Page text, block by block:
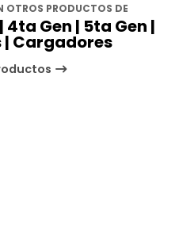
OTROS PRODUCTOS DE
4ta Gen | 5ta Gen |
| Cargadores